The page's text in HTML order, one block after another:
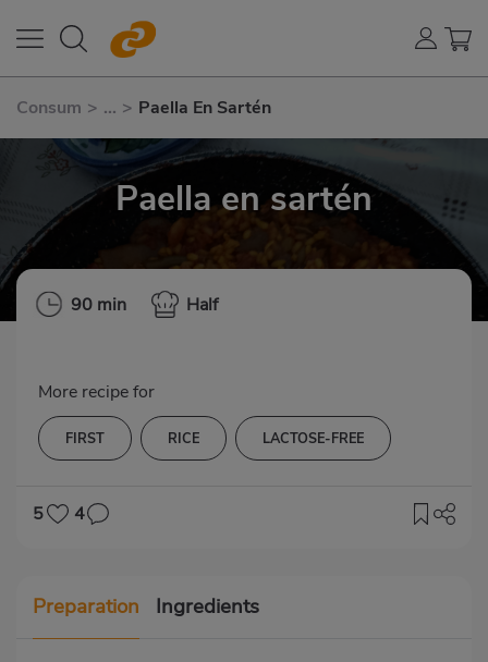
Consum > ... > Paella En Sartén
Paella en sartén
90 min Half
More recipe for
FIRST RICE LACTOSE-FREE
5 4
Preparation Ingredients